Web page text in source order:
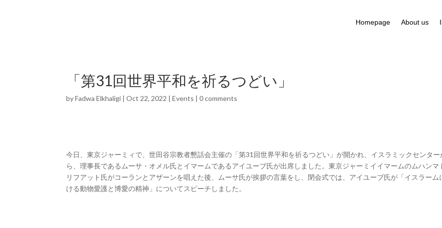
Homepage About us
「第31回世界平和を祈るつどい」
byFadwa Elkhaligi |Oct 22, 2022 |Events |0 comments
今日、東京ジャーミィで、世田谷宗教者懇話会主催の「第31回世界平和を祈るつどい」が開かれ、イスラミックセンター
ら、理事長であるムーサ・オメル氏とイマームであるアイユーブ氏が出席しました。東京ジャーミイイマームのムハンマ
リフアット氏がコーランとアザーンを唱えた後、ムーサ氏が挨拶の言葉をし、閉会式では、アイユーブ氏が「イスラーム
ける動物愛護と博愛の精神」についてスピーチしました。